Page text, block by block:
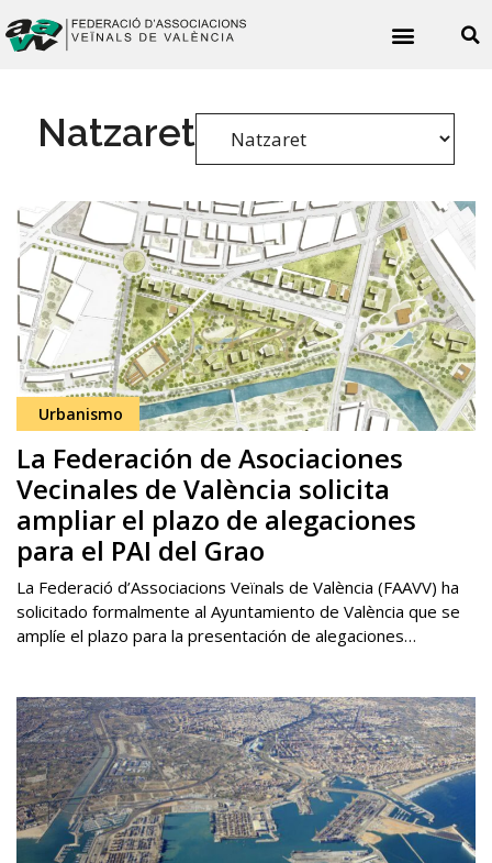
Natzaret
Urbanismo
La Federación de Asociaciones
Vecinales de València solicita
ampliar el plazo de alegaciones
para el PAI del Grao
La Federació d’Associacions Veïnals de València (FAAVV) ha
solicitado formalmente al Ayuntamiento de València que se
amplíe el plazo para la presentación de alegaciones…